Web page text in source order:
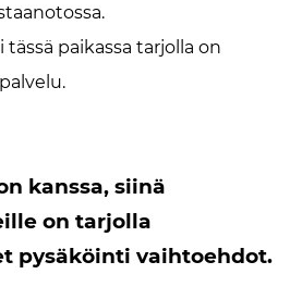
tässä paikassa tarjolla on
kanssa, siinä
on tarjolla
pysäköinti vaihtoehdot.